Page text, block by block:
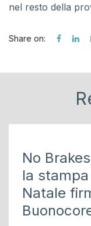
nel resto della
Share on:
No
la
Natale